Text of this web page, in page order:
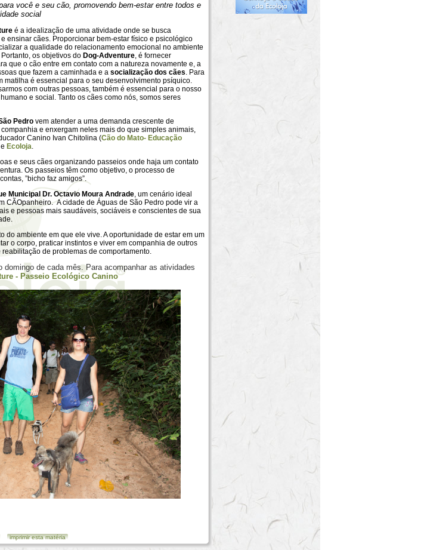
você e seu cão, promovendo bem-estar entre todos e
social
é a idealização de uma atividade onde se busca
ensinar cães. Proporcionar bem-estar físico e psicológico
a qualidade do relacionamento emocional no ambiente
os objetivos do Dog-Adventure, é fornecer
que o cão entre em contato com a natureza novamente e, a
que fazem a caminhada e a socialização dos cães. Para
matilha é essencial para o seu desenvolvimento psíquico.
com outras pessoas, também é essencial para o nosso
e social. Tanto os cães como nós, somos seres
Pedro vem atender a uma demanda crescente de
e enxergam neles mais do que simples animais,
Canino Ivan Chitolina (Cão do Mato- Educação
e Ecoloja.
e seus cães organizando passeios onde haja um contato
Os passeios têm como objetivo, o processo de
”bicho faz amigos”.
Municipal Dr. Octavio Moura Andrade, um cenário ideal
CÃOpanheiro. A cidade de Águas de São Pedro pode vir a
e pessoas mais saudáveis, sociáveis e conscientes de sua
ambiente em que ele vive. A oportunidade de estar em um
o corpo, praticar instintos e viver em companhia de outros
de problemas de comportamento.
de cada mês. Para acompanhar as atividades
- Passeio Ecológico Canino
imprimir esta matéria